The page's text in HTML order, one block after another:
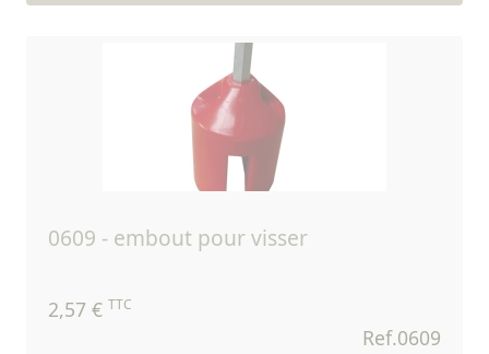
0609 - embout pour visser
2,57 € TTC
Ref.0609